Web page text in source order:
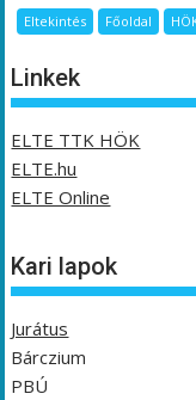
Eltekintés Főoldal
Linkek
ELTE TTK HÖK
ELTE.hu
ELTE Online
Kari lapok
Jurátus
Bárczium
PBÚ